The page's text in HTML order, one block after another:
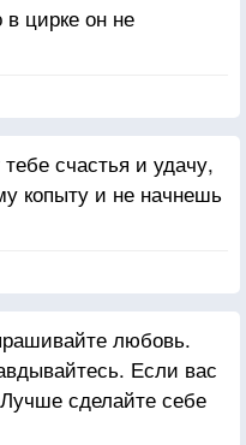
в цирке он не
счастья и удачу,
копыту и не начнешь
любовь.
Если вас
сделайте себе